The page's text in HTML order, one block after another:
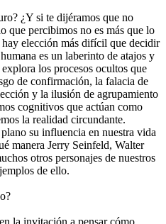
¿Y si te dijéramos que no
que percibimos no es más que lo
elección más difícil que decidir
es un laberinto de atajos y
los procesos ocultos que
de confirmación, la falacia de
y la ilusión de agrupamiento
cognitivos que actúan como
la realidad circundante.
su influencia en nuestra vida
manera Jerry Seinfeld, Walter
otros personajes de nuestros
de ello.
la invitación a pensar cómo